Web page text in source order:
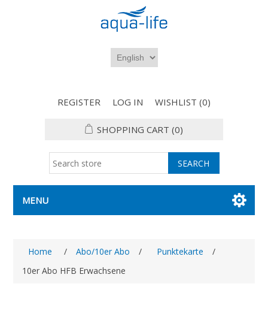
REGISTER LOG IN WISHLIST (0)
SHOPPING CART (0)
MENU
Home / Abo/10er Abo / Punktekarte
/
10er Abo HFB Erwachsene